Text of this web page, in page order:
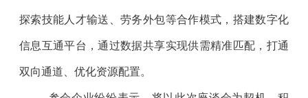
探索技能人才输送、劳务外包等合作模式，搭建数字化
信息互通平台，通过数据共享实现供需精准匹配，打通
双向通道、优化资源配置。